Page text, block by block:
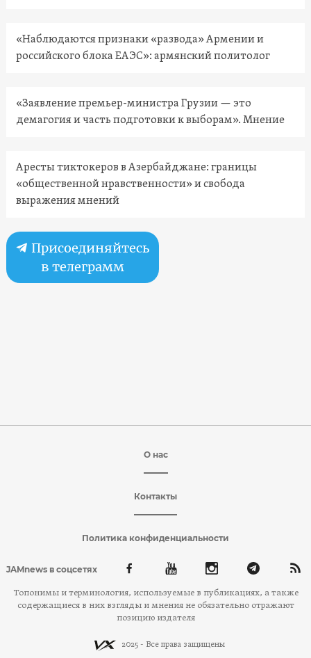
«Наблюдаются признаки «развода» Армении и
российского блока ЕАЭС»: армянский политолог
«Заявление премьер-министра Грузии — это
демагогия и часть подготовки к выборам». Мнение
Аресты тиктокеров в Азербайджане: границы
«общественной нравственности» и свобода
выражения мнений
Присоединяйтесь
в телеграмм
О нас
Контакты
Политика конфиденциальности
JAMnews в соцсетях
Топонимы и терминология, используемые в публикациях, а также
содержащиеся в них взгляды и мнения не обязательно отражают
позицию издателя
2025 - Все права защищены